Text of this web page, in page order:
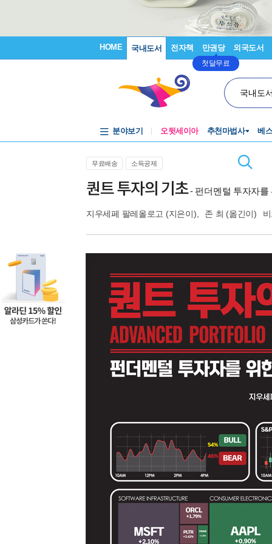
HOME 국내도서 전자책 만권당
첫달무료
외국도서
국내도
분야보기 오뒷세이아 추천마법사 베
무료배송 소득공제
퀀트 투자의 기초- 펀더멘털 투자자를
지우세페 팔레올로고 (지은이), 존 최 (옮긴이)